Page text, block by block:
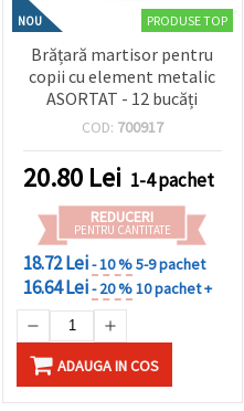
NOU PRODUSE TOP
Brățară martisor pentru
copii cu element metalic
ASORTAT - 12 bucăți
COD: 700917
20.80 Lei 1-4 pachet
REDUCERI
PENTRU CANTITATE
18.72 Lei- 10 %5-9 pachet
16.64 Lei- 20 %10 pachet +
ADAUGA IN COS